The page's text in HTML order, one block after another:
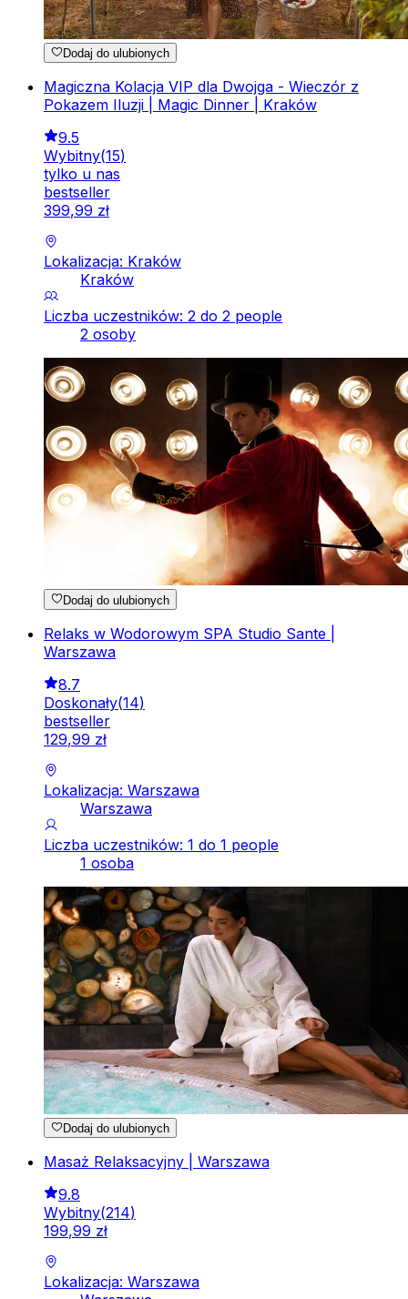
Dodaj do ulubionych
Magiczna Kolacja VIP dla Dwojga - Wieczór z
Pokazem Iluzji | Magic Dinner | Kraków
9.5
Wybitny(15)
tylko u nas
bestseller
399,99 zł
Lokalizacja: Kraków
Kraków
Liczba uczestników: 2 do 2 people
2 osoby
Dodaj do ulubionych
Relaks w Wodorowym SPA Studio Sante |
Warszawa
8.7
Doskonały(14)
bestseller
129,99 zł
Lokalizacja: Warszawa
Warszawa
Liczba uczestników: 1 do 1 people
1 osoba
Dodaj do ulubionych
Masaż Relaksacyjny | Warszawa
9.8
Wybitny(214)
199,99 zł
Lokalizacja: Warszawa